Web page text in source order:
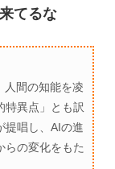
てるな
人間の知能を凌
特異点」とも訳
提唱し、AIの進
らの変化をもた